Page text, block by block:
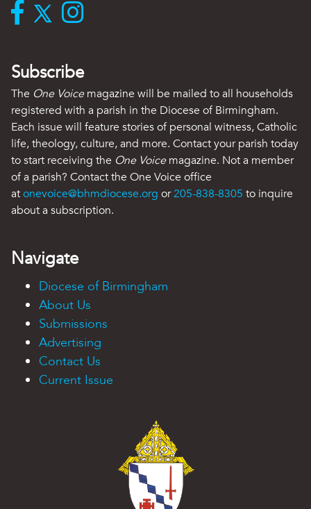
Subscribe
The One Voicemagazine will be mailed to all households
registered with a parish in the Diocese of Birmingham.
Each issue will feature stories of personal witness, Catholic
life, theology, culture, and more. Contact your parish today
to start receiving the One Voicemagazine. Not a member
of a parish? Contact the One Voice office
atonevoice@bhmdiocese.org or205-838-8305 to inquire
about a subscription.
Navigate
Diocese of Birmingham
About Us
Submissions
Advertising
Contact Us
Current Issue